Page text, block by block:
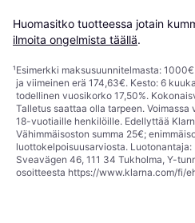
Huomasitko tuotteessa jotain
ilmoita ongelmista täällä.
¹Esimerkki maksusuunnitelmasta:
ja viimeinen erä 174,63€. Kesto: 6
todellinen vuosikorko 17,50%.
Talletus saattaa olla tarpeen.
18-vuotiaille henkilöille. Edellyttää
Vähimmäisoston summa 25€;
luottokelpoisuusarviosta. Luotonantaja:
Sveavägen 46, 111 34 Tukholma, Y-
osoitteesta https://www.klarna.com/fi/